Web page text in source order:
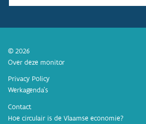
© 2026
Over deze monitor
Privacy Policy
Werkagenda’s
Contact
Hoe circulair is de Vlaamse economie?